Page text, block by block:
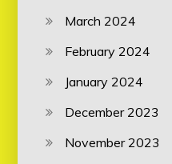
March 2024
February 2024
January 2024
December 2023
November 2023